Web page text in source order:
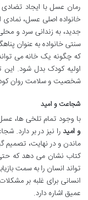
رمان عسل با ایجاد تضادی
خانواده اصلی عسل، نمادی
جدید، به زندانی سرد و
سنتی خانواده به عنوان
که چگونه یک خانه می
اولیه کودک بدل شود.
شخصیت و سلامت روان
شجاعت و امید
با وجود تمام تلخی ها،
و امیدرا نیز در بر دارد.
ماندن و در نهایت، تصمیم
کتاب نشان می دهد که
تواند انسان را به سمت
انسانی برای غلبه بر
عمیق اشاره دارد.